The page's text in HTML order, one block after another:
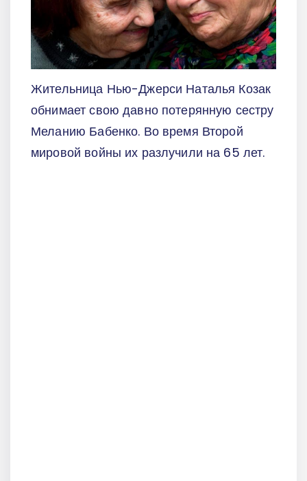
Жительница Нью-Джерси Наталья Козак
обнимает свою давно потерянную сестру
Меланию Бабенко. Во время Второй
мировой войны их разлучили на 65 лет.